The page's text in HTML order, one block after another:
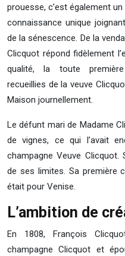
prouesse, c’est également
connaissance unique
de la sénescence. De la
Clicquot répond fidèlement
qualité, la toute première
recueillies de la veuve
Maison journellement.
Le défunt mari de Madame
de vignes, ce qui l’avait
champagne Veuve Clicquot.
de ses limites. Sa première
était pour Venise.
L’ambition de
En 1808, François
champagne Clicquot et